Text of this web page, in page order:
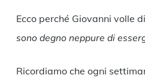
Ecco perché Giovanni volle
sono degno neppure di
Ricordiamo che ogni